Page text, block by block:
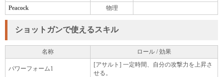
Peacock
物理
ショットガンで使えるスキル
名称 ロール / 効果
パワーフォーム1
[アサルト] 一定時間、自分の攻撃力を上昇さ
せる。